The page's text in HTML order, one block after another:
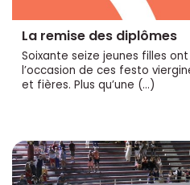
La remise des diplômes
Soixante seize jeunes filles
l’occasion de ces festo
et fières. Plus qu’une (…)